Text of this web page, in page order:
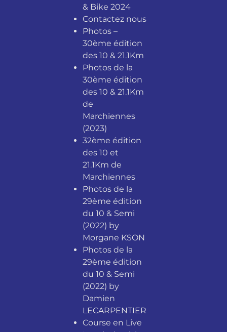
& Bike 2024
Contactez nous
Photos –
30ème édition
des 10 & 21.1Km
Photos de la
30ème édition
des 10 & 21.1Km
de
Marchiennes
(2023)
32ème édition
des 10 et
21.1Km de
Marchiennes
Photos de la
29ème édition
du 10 & Semi
(2022) by
Morgane KSON
Photos de la
29ème édition
du 10 & Semi
(2022) by
Damien
LECARPENTIER
Course en Live